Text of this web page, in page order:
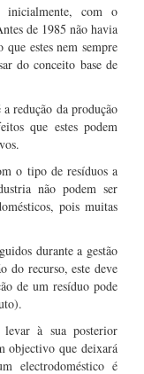
inicialmente, com o
de 1985 não havia
que estes nem sempre
do conceito base de
redução da produção
que estes podem
o tipo de resíduos a
não podem ser
pois muitas
durante a gestão
do recurso, este deve
de um resíduo pode
à sua posterior
objectivo que deixará
electrodoméstico é